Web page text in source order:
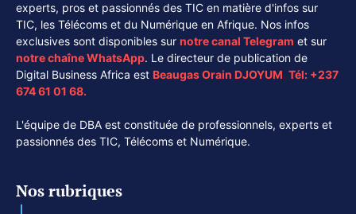
experts, pros et passionnés des TIC en matière d'infos sur
TIC, les Télécoms et du Numérique en Afrique. Nos infos
exclusives sont disponibles sur notre canal Telegram et sur
notre chaîneWhatsApp. Le directeur de publication de
Digital Business Africa est Beaugas Orain DJOYUM. Tél: +237
674 61 01 68.
L'équipe de DBA est constituée de professionnels, experts et
passionnés des TIC, Télécoms et Numérique.
Nos rubriques